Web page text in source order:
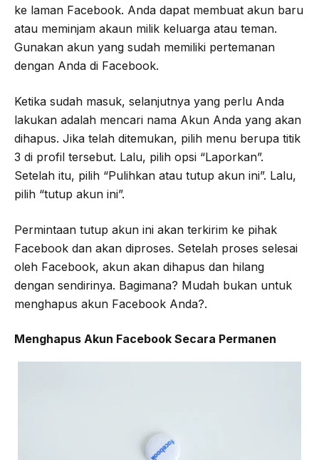
ke laman Facebook. Anda dapat membuat akun baru
atau meminjam akaun milik keluarga atau teman.
Gunakan akun yang sudah memiliki pertemanan
dengan Anda di Facebook.
Ketika sudah masuk, selanjutnya yang perlu Anda
lakukan adalah mencari nama Akun Anda yang akan
dihapus. Jika telah ditemukan, pilih menu berupa titik
3 di profil tersebut. Lalu, pilih opsi “Laporkan”.
Setelah itu, pilih “Pulihkan atau tutup akun ini”. Lalu,
pilih “tutup akun ini”.
Permintaan tutup akun ini akan terkirim ke pihak
Facebook dan akan diproses. Setelah proses selesai
oleh Facebook, akun akan dihapus dan hilang
dengan sendirinya. Bagimana? Mudah bukan untuk
menghapus akun Facebook Anda?.
Menghapus Akun Facebook Secara Permanen